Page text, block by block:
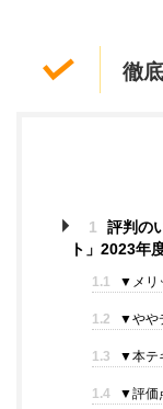
徹
1
評判の
ト」2023年
1.1 ▼メリ
1.2 ▼やや
1.3 ▼本テ
1.4 ▼評価